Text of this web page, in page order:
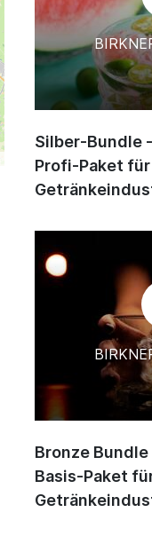
Silber-Bundle
Profi-Paket
Bronze
Basis-Paket